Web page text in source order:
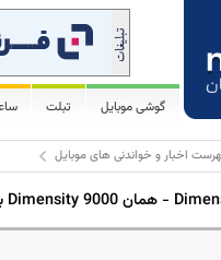
گوشی موبایل تبلت
اخبار و خواندنی های موبایل